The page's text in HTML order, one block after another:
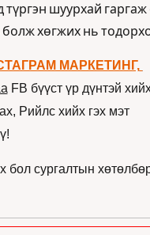
түргэн шуурхай гаргаж
болж хөгжих нь
МАРКЕТИНГ,
FB бүүст үр дүнтэй
Рийлс хийх гэх мэт
бол сургалтын